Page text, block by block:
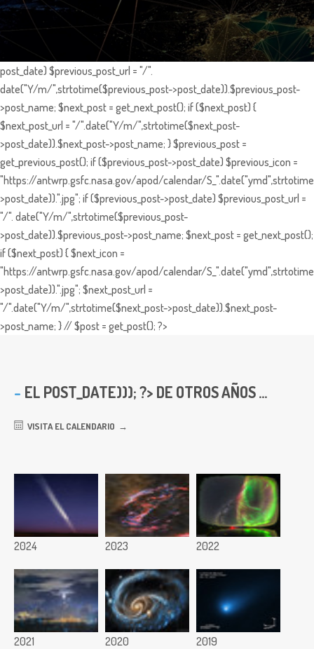
post_date) $previous_post_url = "/".
date("Y/m/",strtotime($previous_post->post_date)).$previous_post-
>post_name; $next_post = get_next_post(); if ($next_post) {
$next_post_url = "/".date("Y/m/",strtotime($next_post-
>post_date)).$next_post->post_name; } $previous_post =
get_previous_post(); if ($previous_post->post_date) $previous_icon =
"https://antwrp.gsfc.nasa.gov/apod/calendar/
>post_date)).".jpg"; if ($previous_post->post_date) $previous_post_url =
"/". date("Y/m/",strtotime($previous_post-
>post_date)).$previous_post->post_name; $next_post = get_next_post();
if ($next_post) { $next_icon =
"https://antwrp.gsfc.nasa.gov/apod/calendar/
>post_date)).".jpg"; $next_post_url =
"/".date("Y/m/",strtotime($next_post->post_date)).$next_post-
>post_name; } // $post = get_post(); ?>
EL POST_DATE))); ?> DE OTROS AÑOS ...
VISITA EL CALENDARIO
2024 2023 2022
2021 2020 2019